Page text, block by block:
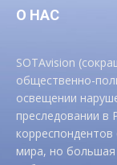
О НАС
SOTAvision
общественно-
освещении
преследовании в
мира, но